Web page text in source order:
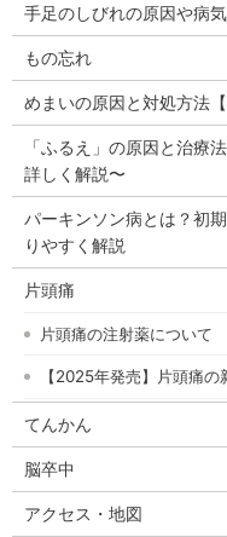
手足のしびれの原因や病
もの忘れ
めまいの原因と対処方法
「ふるえ」の原因と治療
詳しく解説〜
パーキンソン病とは？初
りやすく解説
片頭痛
片頭痛の注射薬について
【2025年発売】片頭痛
てんかん
脳卒中
アクセス・地図